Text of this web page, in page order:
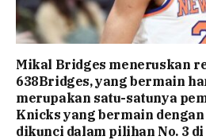
Mikal Bridges meneruskan
638Bridges, yang bermain
merupakan satu-satunya
Knicks yang bermain
dikunci dalam pilihan No. 3